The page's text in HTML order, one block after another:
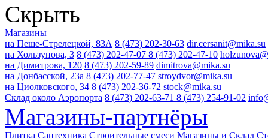
Скрыть
Магазины
на Пеше-Стрелецкой, 83А 8 (473) 202-30-63 dir.cersanit@mika.su
на Хользунова, 3 8 (473) 202-47-07 8 (473) 202-47-10
на Димитрова, 120 8 (473) 202-59-89 dimitrova@mika.su
на Донбасской, 23а 8 (473) 202-77-47 stroydvor@mika.su
на Циолковского, 34 8 (473) 202-36-72 stock@mika.su
Склад около Аэропорта 8 (473) 202-63-71 8 (473) 254-91-02
Магазины-партнёры
Плитка Сантехника Строительные смеси Магазины и Склад